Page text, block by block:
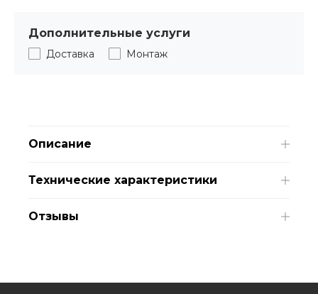
Дополнительные услуги
Доставка Монтаж
Описание
Технические характеристики
Отзывы